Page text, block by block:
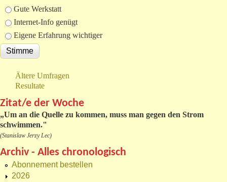
Gute Werkstatt
Internet-Info genügt
Eigene Erfahrung wichtiger
Ältere Umfragen
Resultate
Zitat/e der Woche
„Um an die Quelle zu kommen, muss man gegen den Strom
schwimmen."
(Stanislaw Jerzy Lec)
Archiv - Alles chronologisch
Abonnement bestellen
2026